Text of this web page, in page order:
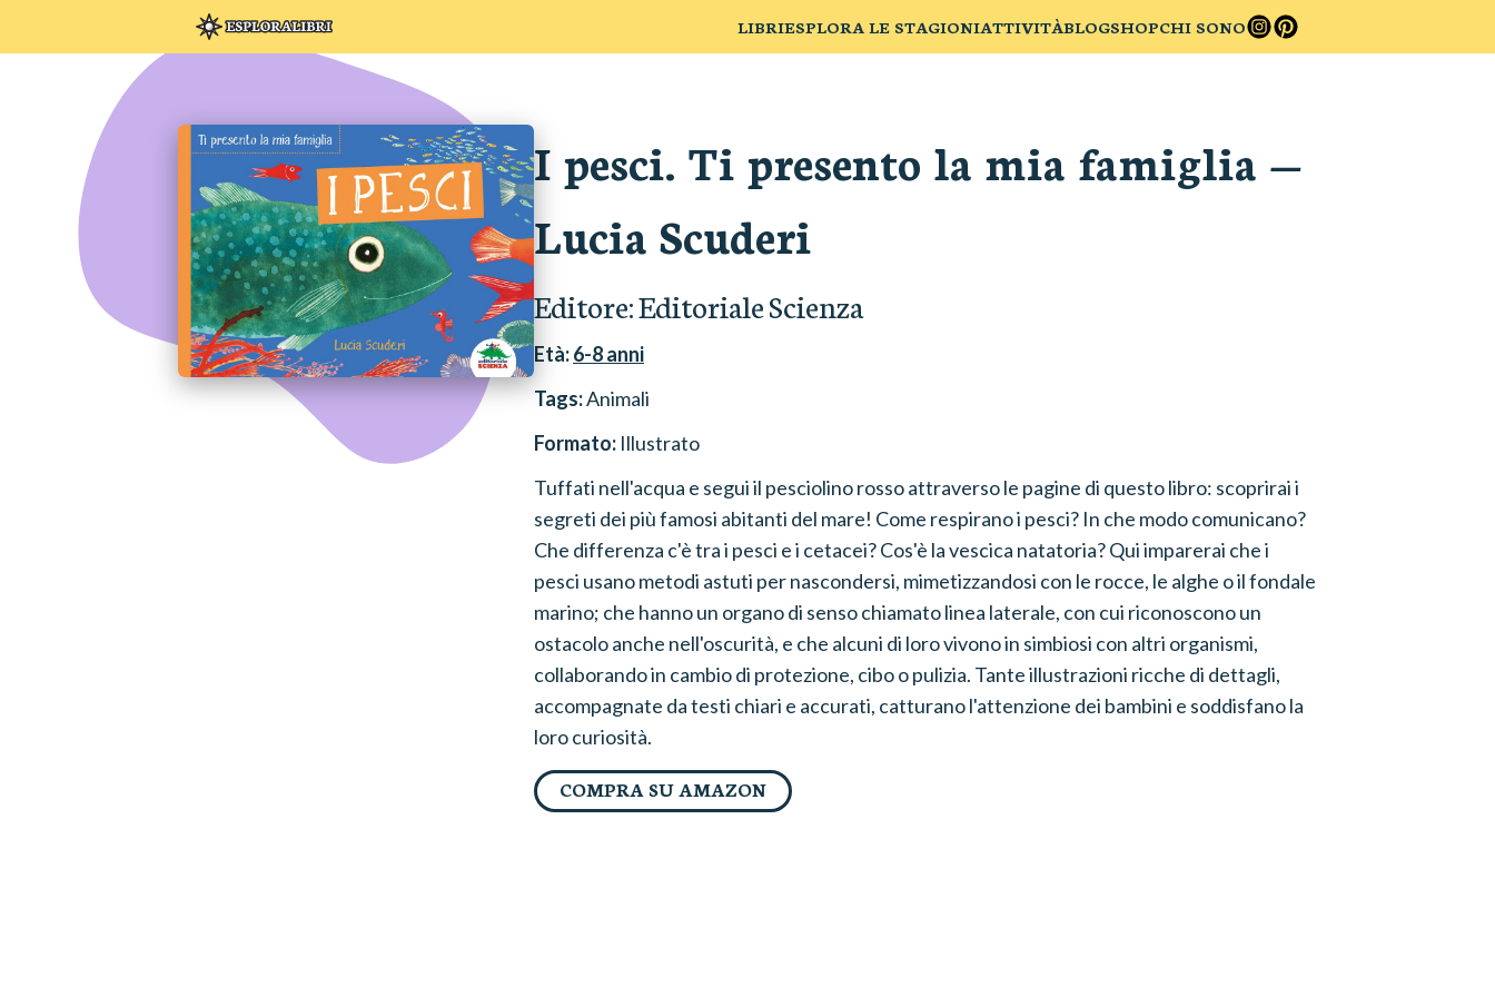
LIBRIESPLORA LE STAGIONIATTIVITÀBLOGSHOPCHI SONO
I pesci. Ti presento la mia famiglia —
Lucia Scuderi
Editore:Editoriale Scienza
Età:6-8anni
Tags:Animali
Formato: Illustrato
Tuffati nell'acqua e segui il pesciolino rosso attraverso le pagine di questo libro: scoprirai i
segreti dei più famosi abitanti del mare! Come respirano i pesci? In che modo comunicano?
Che differenza c'è tra i pesci e i cetacei? Cos'è la vescica natatoria? Qui imparerai che i
pesci usano metodi astuti per nascondersi, mimetizzandosi con le rocce, le alghe o il fondale
marino; che hanno un organo di senso chiamato linea laterale, con cui riconoscono un
ostacolo anche nell'oscurità, e che alcuni di loro vivono in simbiosi con altri organismi,
collaborando in cambio di protezione, cibo o pulizia. Tante illustrazioni ricche di dettagli,
accompagnate da testi chiari e accurati, catturano l'attenzione dei bambini e soddisfano la
loro curiosità.
COMPRA SU AMAZON